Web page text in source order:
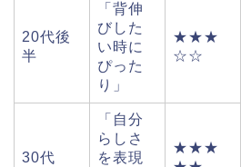
20代後
半
「背伸
びした
い時に
ぴった
り」
★★★
☆☆
30代
「自分
らしさ
を表現
★★★